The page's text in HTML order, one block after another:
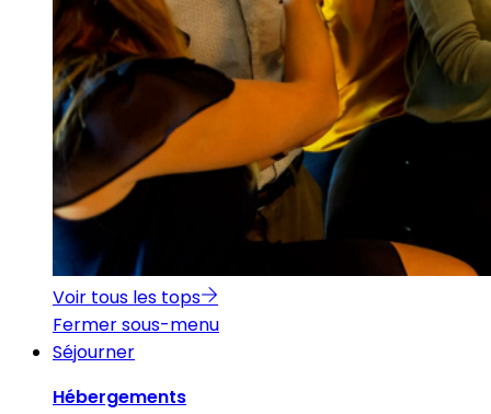
Voir tous les tops
Fermer sous-menu
Séjourner
Hébergements